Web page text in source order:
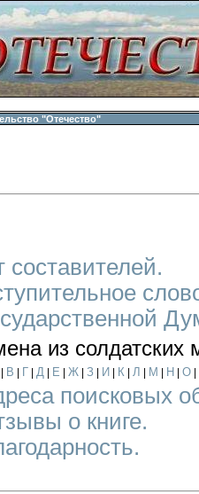
"Отечество"
составителей.
из солдатских
В Г Д Е Ж З И К Л М Н О
поисковых
о книге.